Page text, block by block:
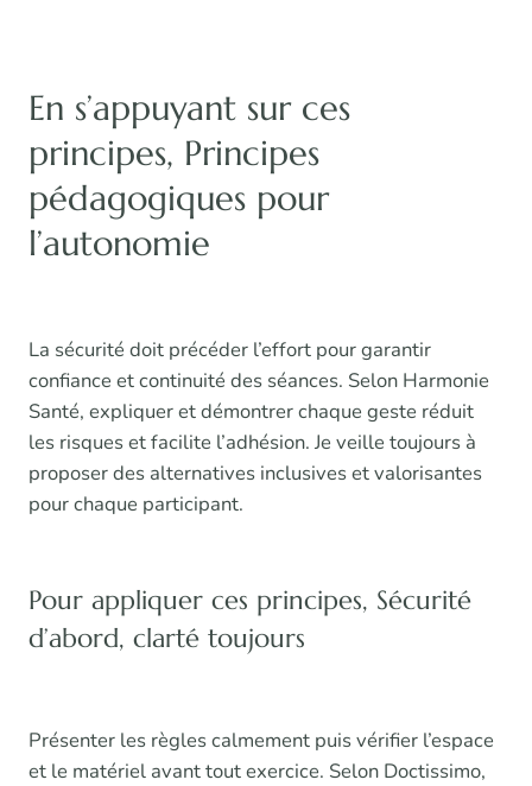
En s’appuyant sur ces
principes, Principes
pédagogiques pour
l’autonomie
La sécurité doit précéder l’effort pour garantir
confiance et continuité des séances. Selon Harmonie
Santé, expliquer et démontrer chaque geste réduit
les risques et facilite l’adhésion. Je veille toujours à
proposer des alternatives inclusives et valorisantes
pour chaque participant.
Pour appliquer ces principes, Sécurité
d’abord, clarté toujours
Présenter les règles calmement puis vérifier l’espace
et le matériel avant tout exercice. Selon Doctissimo,